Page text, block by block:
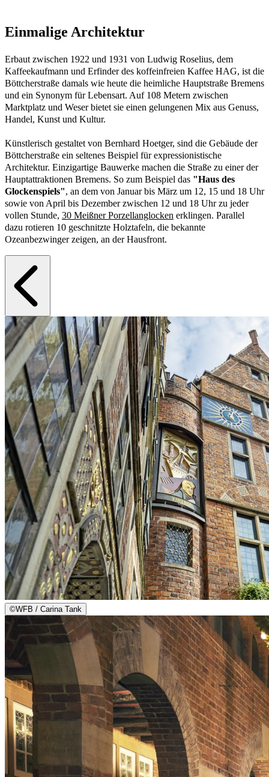
Einmalige Architektur
Erbaut zwischen 1922 und 1931 von Ludwig Roselius, dem
Kaffeekaufmann und Erfinder des koffeinfreien Kaffee HAG, ist die
Böttcherstraße damals wie heute die heimliche Hauptstraße Bremens
und ein Synonym für Lebensart. Auf 108 Metern zwischen
Marktplatz und Weser bietet sie einen gelungenen Mix aus Genuss,
Handel, Kunst und Kultur.
Künstlerisch gestaltet von Bernhard Hoetger, sind die Gebäude der
Böttcherstraße ein seltenes Beispiel für expressionistische
Architektur. Einzigartige Bauwerke machen die Straße zu einer der
Hauptattraktionen Bremens. So zum Beispiel das "Haus des
Glockenspiels", an dem von Januar bis März um 12, 15 und 18 Uhr
sowie von April bis Dezember zwischen 12 und 18 Uhr zu jeder
vollen Stunde, 30 Meißner Porzellanglocken erklingen. Parallel
dazu rotieren 10 geschnitzte Holztafeln, die bekannte
Ozeanbezwinger zeigen, an der Hausfront.
©WFB / Carina Tank